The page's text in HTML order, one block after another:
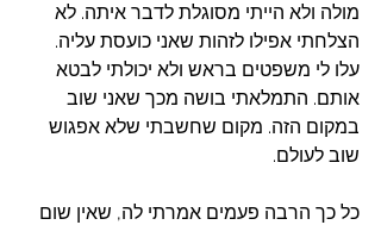
מולה ולא הייתי מסוגלת לדבר איתה. לא
הצלחתי אפילו לזהות שאני כועסת עליה.
עלו לי משפטים בראש ולא יכולתי לבטא
אותם. התמלאתי בושה מכך שאני שוב
במקום הזה. מקום שחשבתי שלא אפגוש
שוב לעולם.
כל כך הרבה פעמים אמרתי לה, שאין שום